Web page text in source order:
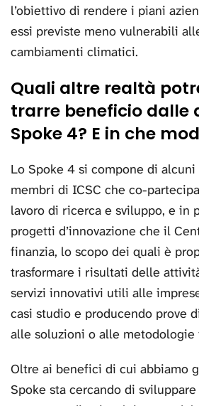
l’obiettivo di rendere i piani
essi previste meno vulnerabili
cambiamenti climatici.
Quali altre realtà
trarre beneficio dalle
Spoke 4? E in che
Lo Spoke 4 si compone di
membri di ICSC che co-
lavoro di ricerca e sviluppo, e in
progetti d’innovazione che il
finanzia, lo scopo dei quali è
trasformare i risultati delle
servizi innovativi utili alle
casi studio e producendo prove
alle soluzioni o alle metodologie
Oltre ai benefici di cui abbiamo
Spoke sta cercando di